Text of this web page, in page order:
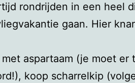
rondrijden in een heel
gaan. Hier
aspartaam (je moet er
koop scharrelkip